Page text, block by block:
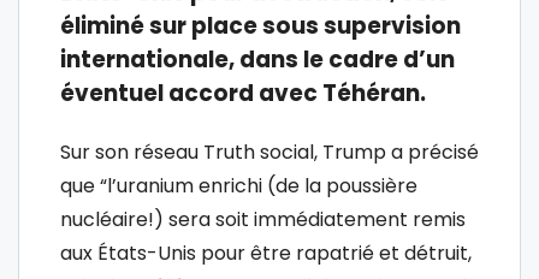
éliminé sur place sous supervision
internationale, dans le cadre d’un
éventuel accord avec Téhéran.
Sur son réseau Truth social, Trump a précisé
que “l’uranium enrichi (de la poussière
nucléaire!) sera soit immédiatement remis
aux États-Unis pour être rapatrié et détruit,